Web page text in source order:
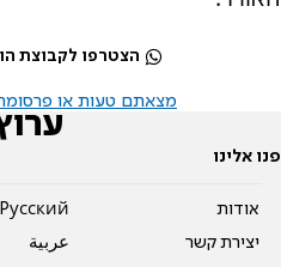
הצטרפו לקבוצת
מצאתם טעות או פרסומת
פנו אלינו
אודות
יצירת קשר
Pусский
عربية